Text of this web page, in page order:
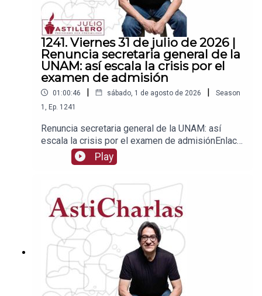
1241. Viernes 31 de julio de 2026 |
Renuncia secretaria general de la
UNAM: así escala la crisis por el
examen de admisión
01:00:46 | sábado, 1 de agosto de 2026 |
Season
1
Ep. 1241
Renuncia secretaria general de la UNAM: así
escala la crisis por el examen de admisiónEnlace
para apoyar vía
Patreon:https://www.patreon.com/julioastilleroEnl
PayPal:https://www.paypal.me/julioastilleroCuent
a para hacer transferencias a cuenta BBVA a
nombre de Julio Hernández López:
1539408017CLABE: 012 320 01539408017
2Tienda:https://julioastillerotienda.com/
Play